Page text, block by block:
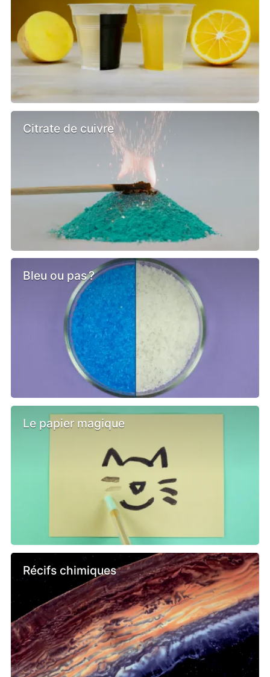
Citrate de cuivre
Bleu ou pas ?
Le papier magique
Récifs chimiques